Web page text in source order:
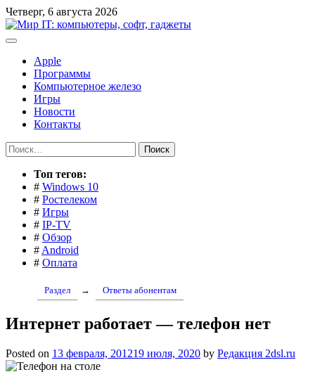
Перейти
к
содержимому
Четверг, 6 августа 2026
Apple
Программы
Компьютерное железо
Игры
Новости
Контакты
Найти:
Toп тегов:
# Windows 10
# Ростелеком
# Игры
# IP-TV
# Обзор
# Android
# Оплата
Раздел → Ответы абонентам
Интернет работает — телефон нет
Posted on 13 февраля, 201219 июля, 2020 by Редакция 2dsl.ru